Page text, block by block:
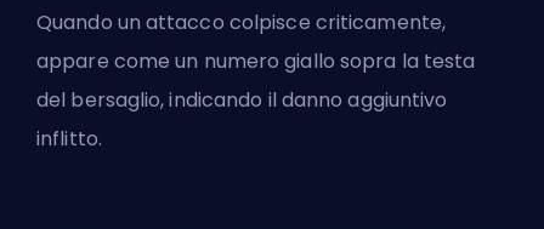
Quando un attacco colpisce criticamente,
appare come un numero giallo sopra la testa
del bersaglio, indicando il danno aggiuntivo
inflitto.